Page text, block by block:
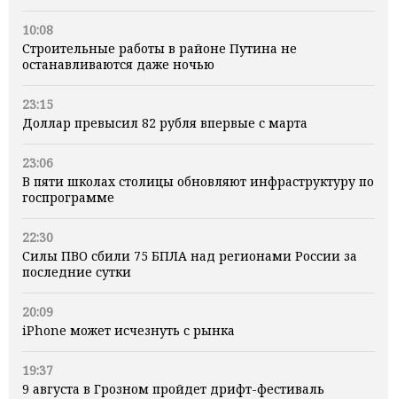
10:08
Строительные работы в районе Путина не
останавливаются даже ночью
23:15
Доллар превысил 82 рубля впервые с марта
23:06
В пяти школах столицы обновляют инфраструктуру по
госпрограмме
22:30
Силы ПВО сбили 75 БПЛА над регионами России за
последние сутки
20:09
iPhone может исчезнуть с рынка
19:37
9 августа в Грозном пройдет дрифт-фестиваль